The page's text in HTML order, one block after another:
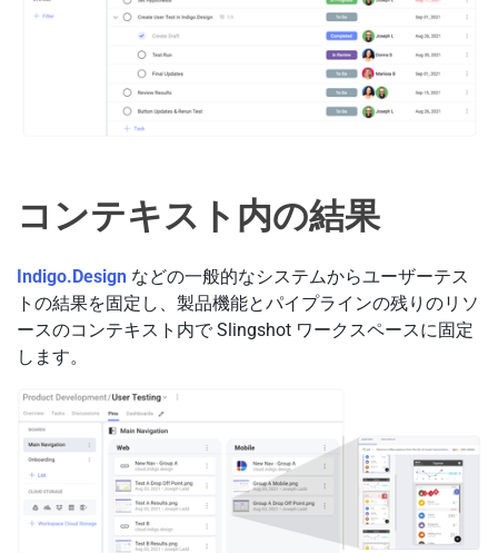
コンテキスト内の結果
Indigo.Design などの一般的なシステムからユーザーテス
トの結果を固定し、製品機能とパイプラインの残りのリソ
ースのコンテキスト内で Slingshot ワークスペースに固定
します。